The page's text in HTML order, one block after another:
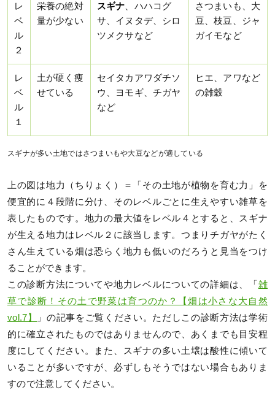
レ
ベ
ル
２
栄養の絶対
量が少ない
スギナ 、ハハコグ
サ、イヌタデ、シロ
ツメクサなど
さつまいも、大
豆、枝豆、ジャ
ガイモなど
レ
ベ
ル
１
土が硬く痩
せている
セイタカアワダチソ
ウ、ヨモギ、チガヤ
など
ヒエ、アワなど
の雑穀
スギナが多い土地ではさつまいもや大豆などが適している
上の図は地力（ちりょく）＝「その土地が植物を育む力」を
便宜的に４段階に分け、そのレベルごとに生えやすい雑草を
表したものです。地力の最大値をレベル４とすると、スギナ
が生える地力はレベル２に該当します。つまりチガヤがたく
さん生えている畑は恐らく地力も低いのだろうと見当をつけ
ることができます。
この診断方法についてや地力レベルについての詳細は、「 雑
草で診断！その土で野菜は育つのか？【畑は小さな大自然
vol.7】
」の記事をご覧ください。ただしこの診断方法は学術
的に確立されたものではありませんので、あくまでも目安程
度にしてください。また、スギナの多い土壌は酸性に傾いて
いることが多いですが、必ずしもそうではない場合もありま
すので注意してください。